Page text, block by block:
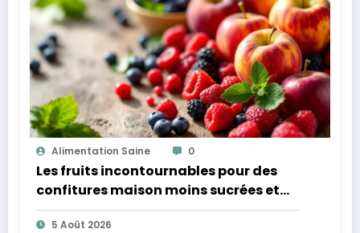
Alimentation Saine 0
Les fruits incontournables pour des
confitures maison moins sucrées et
plus légères
5 Août 2026